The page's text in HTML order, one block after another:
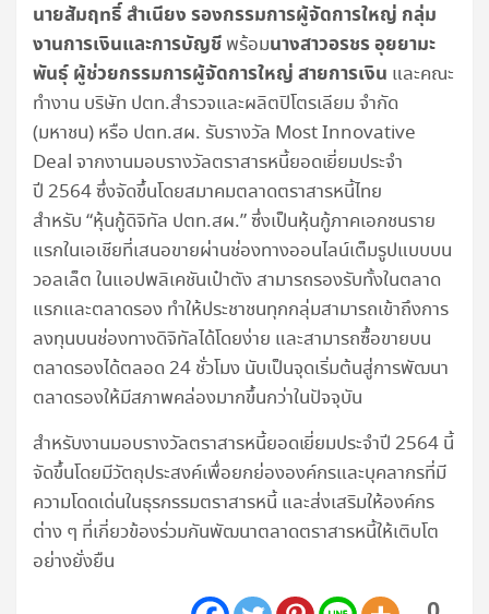
นายสัมฤทธิ์ สำเนียง รองกรรมการผู้จัดการใหญ่ กลุ่ม
งานการเงินและการบัญชีพร้อมนางสาวอรชร อุยยามะ
พันธุ์ ผู้ช่วยกรรมการผู้จัดการใหญ่ สายการเงิน และคณะ
ทำงาน บริษัท ปตท.สำรวจและผลิตปิโตรเลียม จำกัด
(มหาชน) หรือ ปตท.สผ. รับรางวัล Most Innovative
Deal จากงานมอบรางวัลตราสารหนี้ยอดเยี่ยมประจำ
ปี 2564 ซึ่งจัดขึ้นโดยสมาคมตลาดตราสารหนี้ไทย
สำหรับ “หุ้นกู้ดิจิทัล ปตท.สผ.” ซึ่งเป็นหุ้นกู้ภาคเอกชนราย
แรกในเอเชียที่เสนอขายผ่านช่องทางออนไลน์เต็มรูปแบบบน
วอลเล็ต ในแอปพลิเคชันเป๋าตัง สามารถรองรับทั้งในตลาด
แรกและตลาดรอง ทำให้ประชาชนทุกกลุ่มสามารถเข้าถึงการ
ลงทุนบนช่องทางดิจิทัลได้โดยง่าย และสามารถซื้อขายบน
ตลาดรองได้ตลอด 24 ชั่วโมง นับเป็นจุดเริ่มต้นสู่การพัฒนา
ตลาดรองให้มีสภาพคล่องมากขึ้นกว่าในปัจจุบัน
สำหรับงานมอบรางวัลตราสารหนี้ยอดเยี่ยมประจำปี 2564 นี้
จัดขึ้นโดยมีวัตถุประสงค์เพื่อยกย่ององค์กรและบุคลากรที่มี
ความโดดเด่นในธุรกรรมตราสารหนี้ และส่งเสริมให้องค์กร
ต่าง ๆ ที่เกี่ยวข้องร่วมกันพัฒนาตลาดตราสารหนี้ให้เติบโต
อย่างยั่งยืน